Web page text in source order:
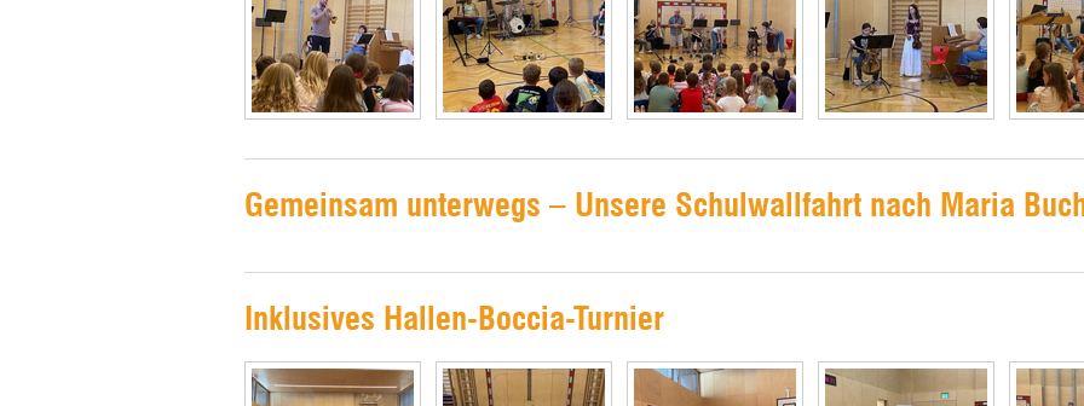
Gemeinsam unterwegs – Unsere Schulwallfahrt nach Maria
Inklusives Hallen-Boccia-Turnier